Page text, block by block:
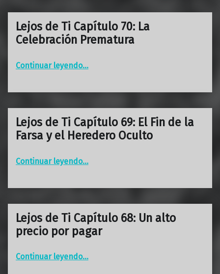
Lejos de Ti Capítulo 70: La
Celebración Prematura
Continuar leyendo“Lejos de Ti Capítulo 70: La Celebración Prematura”
…
Lejos de Ti Capítulo 69: El Fin de la
Farsa y el Heredero Oculto
Continuar leyendo“Lejos de Ti Capítulo 69: El Fin de la Farsa y el Heredero Oculto”
…
Lejos de Ti Capítulo 68: Un alto
precio por pagar
Continuar leyendo“Lejos de Ti Capítulo 68: Un alto precio por pagar”
…